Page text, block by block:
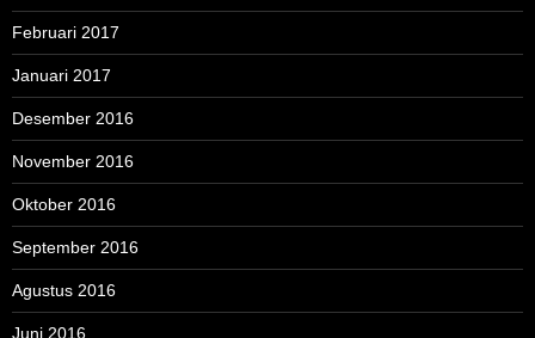
Februari 2017
Januari 2017
Desember 2016
November 2016
Oktober 2016
September 2016
Agustus 2016
Juni 2016